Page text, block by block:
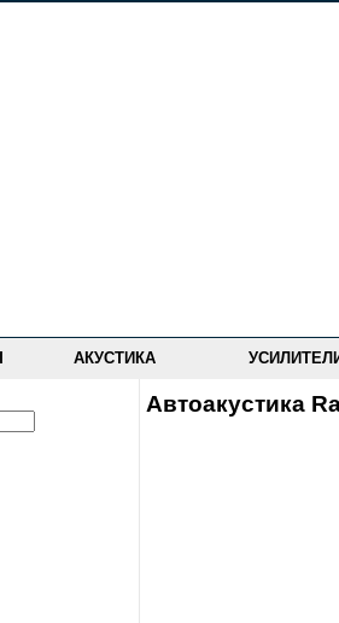
АКУСТИКА
Автоакустика